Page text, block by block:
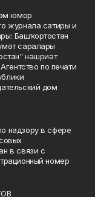
юмор
журнала сатиры и
Башҡортостан
саралары
нәшриәт
по печати
дом
надзору в сфере
в связи с
номер